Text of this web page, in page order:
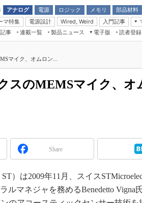
アナログ
電源
ロジック
メモリ
部品材料
受動部品
マ特集
電源設計 Wired, Weird
入門記事
モーター入門マイコン講座 計測機器
CEATEC
組込み
事
連載一覧
製品ニュース
電子版
ブックレット
読者登録
マイク、オムロン...
スのMEMSマイク、オ
Share
）は2009年11月、スイス
マネジャを務めるBenedetto Vigna